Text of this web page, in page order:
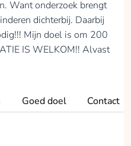
Want onderzoek brengt
dichterbij. Daarbij
Mijn doel is om 200
IS WELKOM!! Alvast
Goed doel Contact